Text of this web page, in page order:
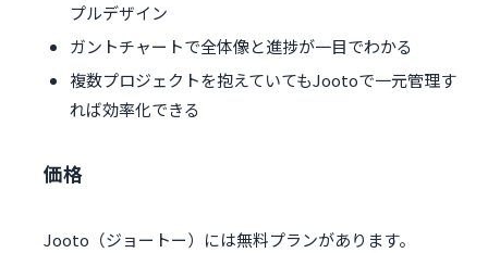
プルデザイン
ガントチャートで全体像と進捗が一目でわかる
複数プロジェクトを抱えていてもJootoで一元管理す
れば効率化できる
価格
Jooto（ジョートー）には無料プランがあります。